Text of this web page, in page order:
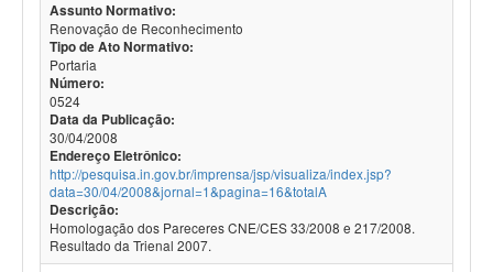
Assunto Normativo:
Renovação de Reconhecimento
Tipo de Ato Normativo:
Portaria
Número:
0524
Data da Publicação:
30/04/2008
Endereço Eletrônico:
http://pesquisa.in.gov.br/imprensa/jsp/visualiza/index.jsp?
data=30/04/2008&jornal=1&pagina=16&totalA
Descrição:
Homologação dos Pareceres CNE/CES 33/2008 e 217/2008.
Resultado da Trienal 2007.